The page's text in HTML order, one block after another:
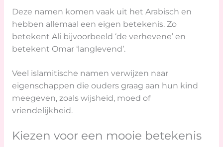
Deze namen komen vaak uit het Arabisch en
hebben allemaal een eigen betekenis. Zo
betekent Ali bijvoorbeeld ‘de verhevene’ en
betekent Omar ‘langlevend’.
Veel islamitische namen verwijzen naar
eigenschappen die ouders graag aan hun kind
meegeven, zoals wijsheid, moed of
vriendelijkheid.
Kiezen voor een mooie betekenis